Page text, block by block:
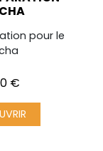
pour le
€